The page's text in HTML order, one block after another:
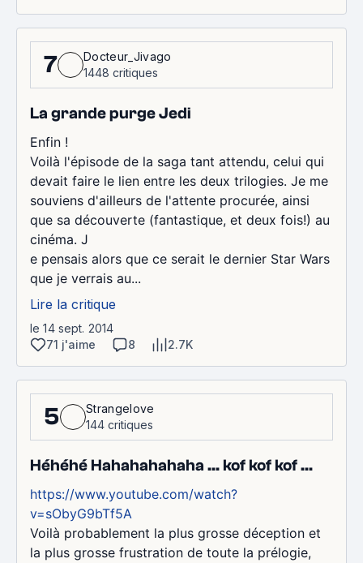
7
Docteur_Jivago
1448 critiques
La grande purge Jedi
Enfin !
Voilà l'épisode de la saga tant attendu, celui qui
devait faire le lien entre les deux trilogies. Je me
souviens d'ailleurs de l'attente procurée, ainsi
que sa découverte (fantastique, et deux fois!) au
cinéma. J
e pensais alors que ce serait le dernier Star Wars
que je verrais au...
Lire la critique
le 14 sept. 2014
71 j'aime
8 2.7K
5
Strangelove
144 critiques
Héhéhé Hahahahahaha ... kof kof kof ...
https://www.youtube.com/watch?
v=sObyG9bTf5A
Voilà probablement la plus grosse déception et
la plus grosse frustration de toute la prélogie,